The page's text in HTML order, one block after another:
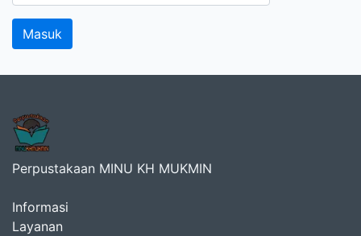
Perpustakaan MINU KH MUKMIN
Informasi
Layanan